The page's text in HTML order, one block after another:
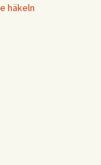
häkeln